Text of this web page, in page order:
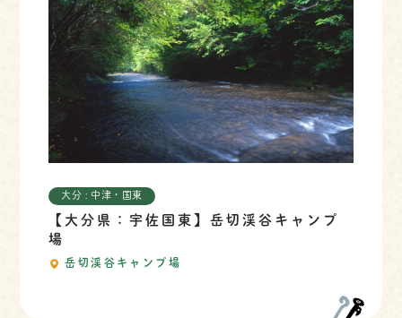
大分 : 中津・国東
【大分県：宇佐国東】岳切渓谷キャンプ
場
岳切渓谷キャンプ場